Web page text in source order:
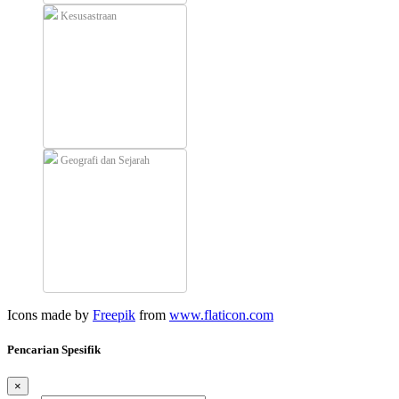
Kesusastraan
Geografi dan Sejarah
Icons made by Freepik from www.flaticon.com
Pencarian Spesifik
×